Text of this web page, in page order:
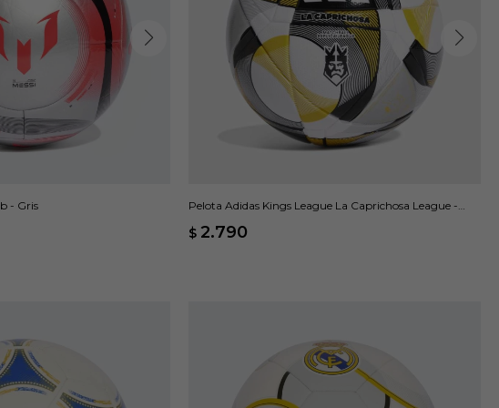
- Gris
Pelota Adidas Kings League La Caprichosa League -
$ 2.790